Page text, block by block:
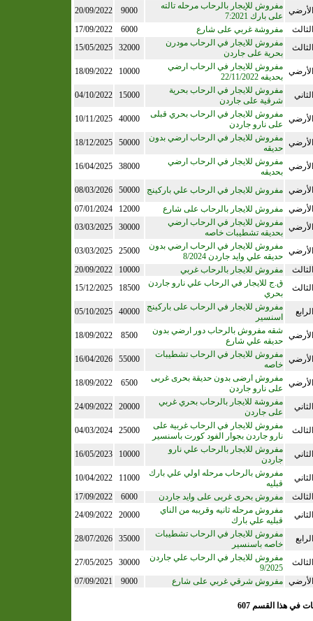
الأرضي
مفروش للإيجار بالرحاب مرحله تالته
على بارك 7:2021
9000
20/09/2022
الثالث
مفروشة غربي على شارع 6000
17/09/2022
الثالث
مفروش للايجار في الرحاب مودرن
بحرية على جاردن
32000
15/05/2025
الأرضي
مفروش للايجار في الرحاب ارضي
بحديقه 22/11/2022
10000
18/09/2022
الثاني
مفروش للايجار في الرحاب بحرية
شرقية على جاردن
15000
04/10/2022
الأرضي
مفروش للايجار في الرحاب بحري قبلى
على نارو جاردن
40000
10/11/2025
الأرضي
مفروش للايجار في الرحاب ارضي بدون
حديقه
50000
18/12/2025
الأرضي
مفروش للايجار في الرحاب ارضي
بحديقه
38000
16/04/2025
الأرضي مفروش للايجار في الرحاب علي باركينج 50000
08/03/2026
الأرضي
مفروش للايجار بالرحاب على شارع 12000
07/01/2024
الأرضي
مفروش للايجار في الرحاب ارضي
بحديقه تشطيبات خاصه
30000
03/03/2025
الأرضي
مفروش للايجار في الرحاب ارضي بدون
حديقه علي وايد جاردن 8/2024
25000
03/03/2025
الثالث
مفروش للايجار بالرحاب غربي 10000
20/09/2022
الثالث
ق.ج للايجار في الرحاب علي نارو جاردن
بحري
18500
15/12/2025
الرابع
مفروش للايجار في الرحاب على باركينج
اسنسير
40000
05/10/2025
الأرضي
شقه مفروش بالرحاب دور ارضي بدون
حديقه علي شارع
8500
18/09/2022
الأرضي
مفروش للايجار في الرحاب تشطيبات
خاصه
55000
16/04/2026
الأرضي
مفروش ارضى بدون حديقة بحرى غربى
على نارو جاردن
6500
18/09/2022
الثاني
مفروشة للايجار بالرحاب بحري غربي
على جاردن
20000
24/09/2022
الثالث
مفروش للايجار في الرحاب غربية على
نارو جاردن بجوار الفود كورت باسنسير
25000
04/03/2024
الثاني
مفروش للايجار بالرحاب علي نارو
جاردن
10000
16/05/2023
الثاني
مفروش بالرحاب مرحله اولي علي بارك
قبليه
11000
10/04/2022
الثالث
مفروش بحرى غربى على وايد جاردن 6000
17/09/2022
الثاني
مفروش مرحله ثانيه وقريبه من الناي
قبليه علي بارك
20000
24/09/2022
الرابع
مفروش للايجار في الرحاب تشطيبات
خاصه باسنسير
35000
28/07/2026
الثالث
مفروش للايجار في الرحاب علي جاردن
9/2025
30000
27/05/2025
الأرضي
مفروش شرقي غربي على شارع 9000
07/09/2021
في هذا القسم 607